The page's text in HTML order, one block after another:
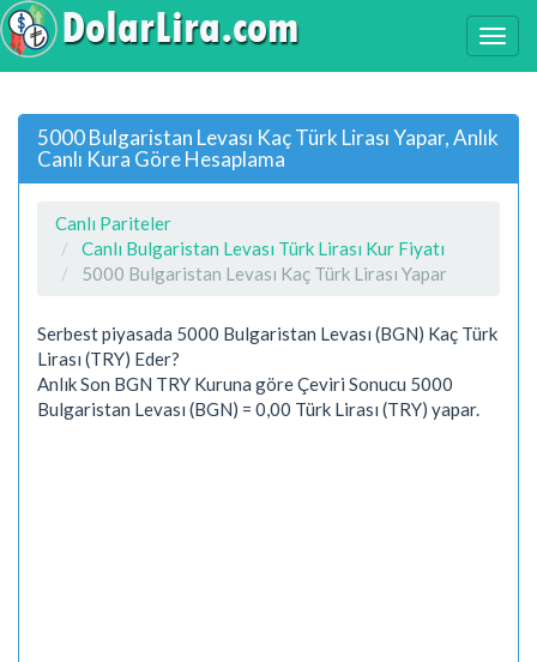
5000 Bulgaristan Levası Kaç Türk Lirası Yapar, Anlık
Canlı Kura Göre Hesaplama
Canlı Pariteler
Canlı Bulgaristan Levası Türk Lirası Kur Fiyatı
5000 Bulgaristan Levası Kaç Türk Lirası Yapar
Serbest piyasada 5000 Bulgaristan Levası (BGN) Kaç Türk
Lirası (TRY) Eder?
Anlık Son BGN TRY Kuruna göre Çeviri Sonucu 5000
Bulgaristan Levası (BGN) = 0,00 Türk Lirası (TRY) yapar.